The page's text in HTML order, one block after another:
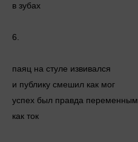
в зубах
6.
паяц на стуле извивался
и публику смешил как мог
успех был правда переменным
как ток